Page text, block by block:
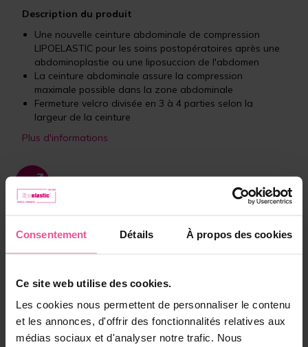
Consentement Détails À propos des cookies
Ce site web utilise des cookies.
Les cookies nous permettent de personnaliser le contenu
et les annonces, d'offrir des fonctionnalités relatives aux
médias sociaux et d'analyser notre trafic. Nous
Description du produit
Une nouvelle ceinture abdominale de compression
LIPOELASTIC pour les soins postopératoires après une
abdominoplastie ou une liposuccion de l'abdomen
La ceinture abdominale assure la compression
maximale possible dans la zone abdominale
Fermeture velcro divisée en 3 à 4 parties selon la
largeur de la ceinture
Plus d'informations
Blanc
Beige
Hauteur des ceintures: